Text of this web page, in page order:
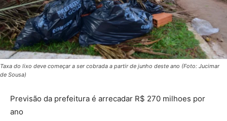
Taxa do lixo deve começar a ser cobrada a partir de junho deste ano (Foto: Jucimar
de Sousa)
Previsão da prefeitura é arrecadar R$ 270 milhoes por
ano